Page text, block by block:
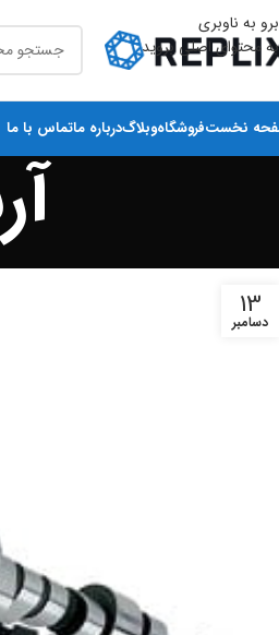
برو به ناوبری
به محتوای اصلی بروید
نخستفروشگاهوبلاگدرباره ماتماس با ما
13
دسامبر